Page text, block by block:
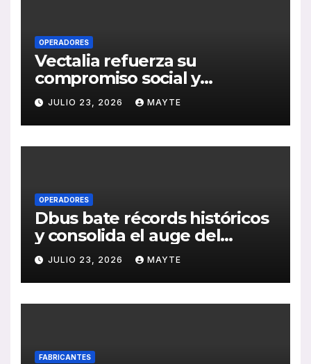
OPERADORES
Vectalia refuerza su
compromiso social y
medioambiental con la
publicación de su Memoria
de RSC 2025
JULIO 23, 2026 MAYTE
OPERADORES
Dbus bate récords históricos
y consolida el auge del
transporte público en San
Sebastián
JULIO 23, 2026 MAYTE
FABRICANTES